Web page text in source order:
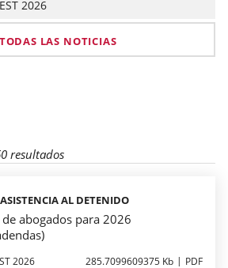
2026
LAS NOTICIAS
resultados
AL DETENIDO
abogados para 2026
2026 285.7099609375 Kb PDF